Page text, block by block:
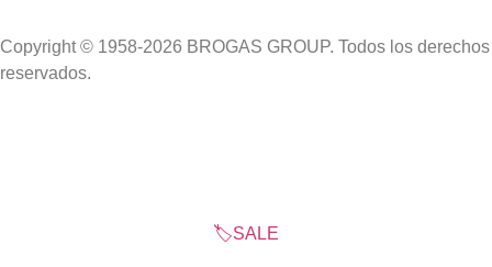
Copyright © 1958-2026 BROGAS GROUP. Todos los derechos
reservados.
🏷️SALE